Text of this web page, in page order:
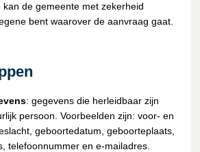
de gemeente met zekerheid
bent waarover de aanvraag gaat.
: gegevens die herleidbaar zijn
persoon. Voorbeelden zijn: voor- en
geboortedatum, geboorteplaats,
telefoonnummer en e-mailadres.